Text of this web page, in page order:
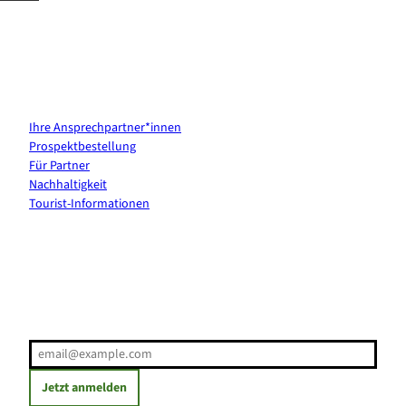
Ihre Ansprechpartner*innen
Prospektbestellung
Für Partner
Nachhaltigkeit
Tourist-Informationen
Jetzt anmelden